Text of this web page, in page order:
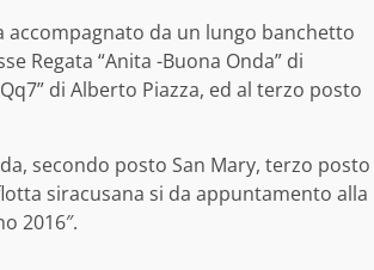
accompagnato da un lungo banchetto
Regata “Anita -Buona Onda” di
di Alberto Piazza, ed al terzo posto
secondo posto San Mary, terzo posto
siracusana si da appuntamento alla
2016″.